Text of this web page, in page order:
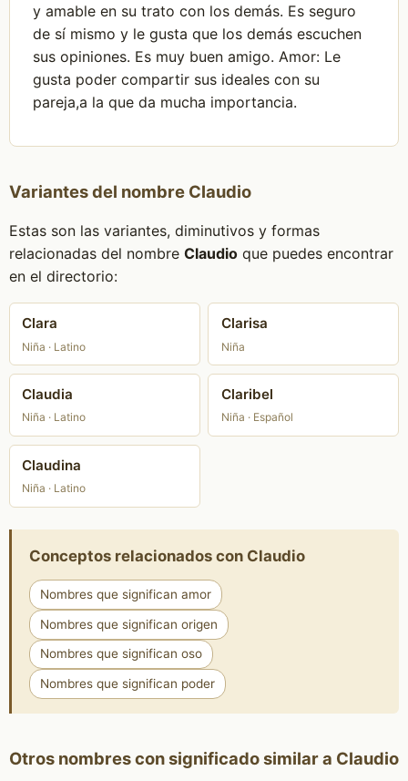
y amable en su trato con los demás. Es seguro
de sí mismo y le gusta que los demás escuchen
sus opiniones. Es muy buen amigo. Amor: Le
gusta poder compartir sus ideales con su
pareja,a la que da mucha importancia.
Variantes del nombre Claudio
Estas son las variantes, diminutivos y formas
relacionadas del nombre Claudioque puedes encontrar
en el directorio:
Clara
Niña · Latino
Clarisa
Niña
Claudia
Niña · Latino
Claribel
Niña · Español
Claudina
Niña · Latino
Conceptos relacionados con Claudio
Nombres que significan amor
Nombres que significan origen
Nombres que significan oso
Nombres que significan poder
Otros nombres con significado similar a Claudio